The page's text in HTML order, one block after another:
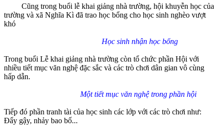
Cũng trong buổi lễ khai giảng nhà trường, hội khuyễn học của
trường và xã Nghĩa Kì đã trao học bổng cho học sinh nghèo vượt
khó
Học sinh nhận học bổng
Trong buổi Lễ khai giảng nhà trường còn tổ chức phần Hội với
nhiều tiết mục văn nghệ đặc sắc và các trò chơi dân gian vô cùng
hấp dẫn.
Một tiết mục văn nghệ trong phần hội
Tiếp đó phần tranh tài của học sinh các lớp với các trò chơi như:
Đẩy gậy, nhảy bao bố...